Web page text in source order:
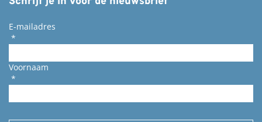
E-mailadres
*
Voornaam
*